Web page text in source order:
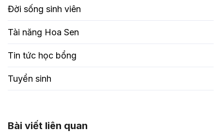
Đời sống sinh viên
Tài năng Hoa Sen
Tin tức học bổng
Tuyển sinh
Bài viết liên quan